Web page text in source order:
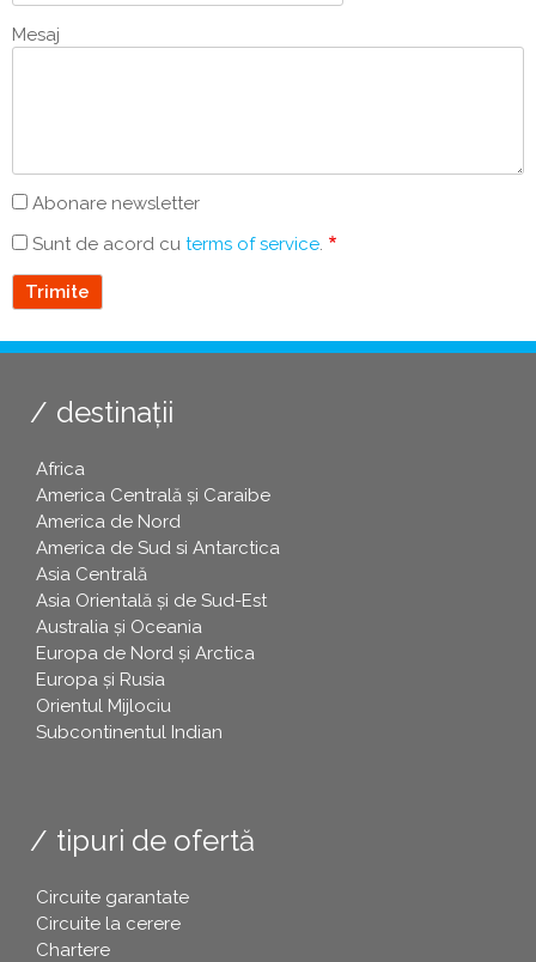
Mesaj
Abonare newsletter
Sunt de acord cu terms of service.
destinații
Africa
America Centrală și Caraibe
America de Nord
America de Sud si Antarctica
Asia Centrală
Asia Orientală și de Sud-Est
Australia și Oceania
Europa de Nord și Arctica
Europa și Rusia
Orientul Mijlociu
Subcontinentul Indian
tipuri de ofertă
Circuite garantate
Circuite la cerere
Chartere